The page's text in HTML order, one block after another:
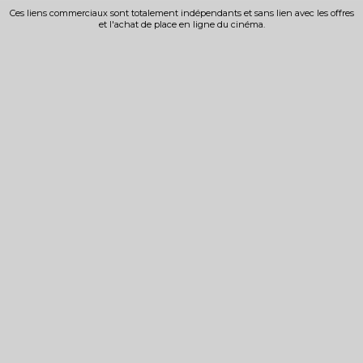
Ces liens commerciaux sont totalement indépendants et sans lien avec les offres
et l'achat de place en ligne du cinéma.